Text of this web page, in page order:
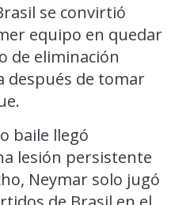
se convirtió
equipo en quedar
de eliminación
después de tomar
baile llegó
lesión persistente
Neymar solo jugó